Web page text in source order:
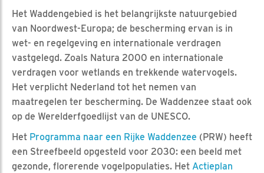
Het Waddengebied is het belangrijkste natuurgebied
van Noordwest-Europa; de bescherming ervan is in
wet- en regelgeving en internationale verdragen
vastgelegd. Zoals Natura 2000 en internationale
verdragen voor wetlands en trekkende watervogels.
Het verplicht Nederland tot het nemen van
maatregelen ter bescherming. De Waddenzee staat ook
op de Werelderfgoedlijst van de UNESCO.
Het Programma naar een Rijke Waddenzee (PRW) heeft
een Streefbeeld opgesteld voor 2030: een beeld met
gezonde, florerende vogelpopulaties. Het Actieplan